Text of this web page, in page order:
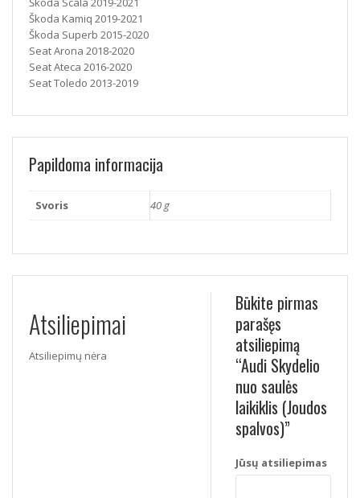
Škoda Kamiq 2019-2021
Škoda Superb 2015-2020
Seat Arona 2018-2020
Seat Ateca 2016-2020
Seat Toledo 2013-2019
Papildoma informacija
Svoris 40 g
Atsiliepimai
Atsiliepimų nėra
Būkite pirmas
parašęs
atsiliepimą
“Audi Skydelio
nuo saulės
laikiklis (Joudos
spalvos)”
Jūsų atsiliepimas